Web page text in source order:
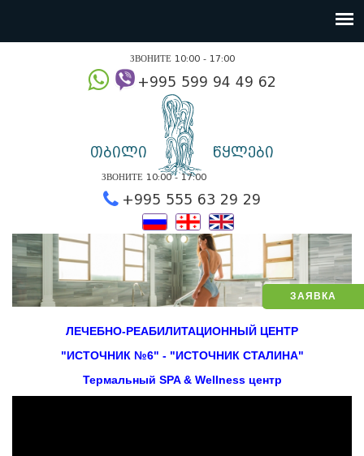
ЗАЯВКА
ЗВОНИТЕ 10:00 - 17:00
თბილი წყლები
ЗВОНИТЕ 10:00 - 17:00
+995 555 63 29
ЛЕЧЕБНО-РЕАБИЛИТАЦИОННЫЙ ЦЕНТР
"ИСТОЧНИК №6" - "ИСТОЧНИК СТАЛИНА"
Термальный SPA & Wellness центр